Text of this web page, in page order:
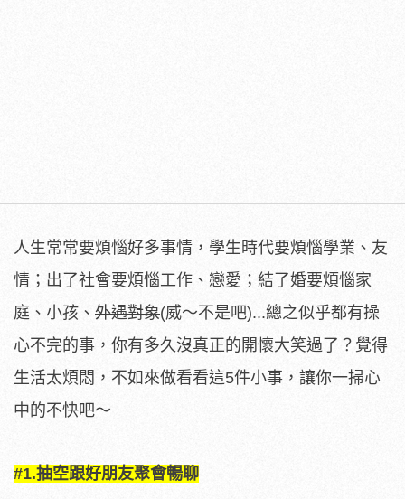
人生常常要煩惱好多事情，學生時代要煩惱學業、友
情；出了社會要煩惱工作、戀愛；結了婚要煩惱家
庭、小孩、 外遇對象(威～不是吧)...總之似乎都有操
心不完的事，你有多久沒真正的開懷大笑過了？覺得
生活太煩悶，不如來做看看這5件小事，讓你一掃心
中的不快吧～
#1.抽空跟好朋友聚會暢聊